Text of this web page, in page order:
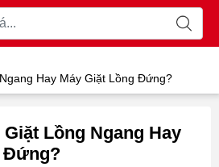
Hay Máy Giặt Lồng Đứng?
Lồng Ngang Hay
Đứng?